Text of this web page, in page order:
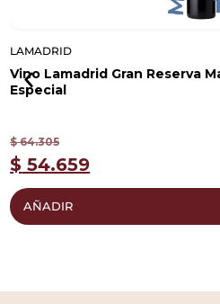
LAMADRID
Vino Lamadrid Gran Reserva
Especial
$64.305
$ 54.659
AÑADIR